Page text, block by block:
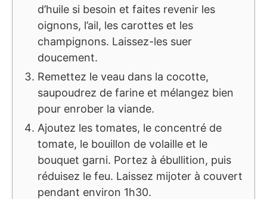
d’huile si besoin et faites revenir les
oignons, l’ail, les carottes et les
champignons. Laissez-les suer
doucement.
Remettez le veau dans la cocotte,
saupoudrez de farine et mélangez bien
pour enrober la viande.
Ajoutez les tomates, le concentré de
tomate, le bouillon de volaille et le
bouquet garni. Portez à ébullition, puis
réduisez le feu. Laissez mijoter à couvert
pendant environ 1h30.